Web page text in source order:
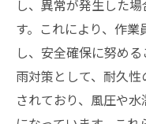
し、異常が発生した
す。これにより、作
し、安全確保に努め
雨対策として、耐久
されており、風圧や